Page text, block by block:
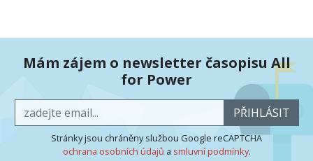
Mám zájem o newsletter časopisu All
for Power
PŘIHLÁSIT
Stránky jsou chráněny službou Google reCAPTCHA
ochrana osobních údajů a smluvní podmínky.